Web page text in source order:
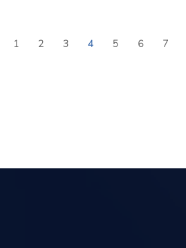
1 2 3 4 5 6 7